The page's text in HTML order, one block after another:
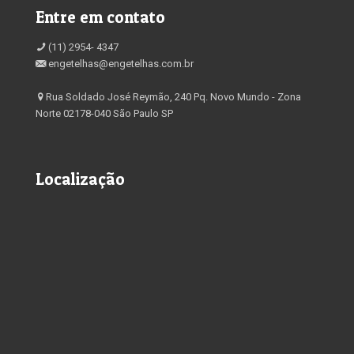
Entre em contato
(11) 2954- 4347
engetelhas@engetelhas.com.br
Rua Soldado José Reymão, 240 Pq. Novo Mundo - Zona
Norte 02178-040 São Paulo SP
Localização